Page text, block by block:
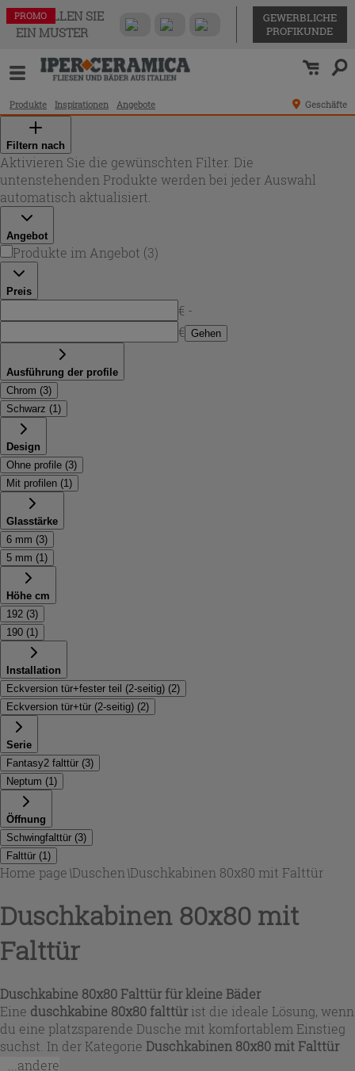
BESTELLEN SIE
EIN MUSTER
GEWERBLICHE
PROFIKUNDE
Produkte Inspirationen Angebote Geschäfte
Filtern nach
Aktivieren Sie die gewünschten Filter. Die
untenstehenden Produkte werden bei jeder Auswahl
automatisch aktualisiert.
Angebot
Produkte im Angebot (3)
Preis
€ -
€ Gehen
Ausführung der profile
Chrom (3)
Schwarz (1)
Design
Ohne profile (3)
Mit profilen (1)
Glasstärke
6 mm (3)
5 mm (1)
Höhe cm
192 (3)
190 (1)
Installation
Eckversion tür+fester teil (2-seitig) (2)
Eckversion tür+tür (2-seitig) (2)
Serie
Fantasy2 falttür (3)
Neptum (1)
Öffnung
Schwingfalttür (3)
Falttür (1)
Home page\Duschen \Duschkabinen 80x80 mit Falttür
Duschkabinen 80x80 mit
Falttür
Duschkabine 80x80 Falttür für kleine Bäder
Eine duschkabine 80x80 falttürist die ideale Lösung, wenn
du eine platzsparende Dusche mit komfortablem Einstieg
suchst. In der Kategorie Duschkabinen 80x80 mit Falttür
findest du quadratische Ecklösungen, die speziell für
...andere
PROMO
PROMO
PROMO